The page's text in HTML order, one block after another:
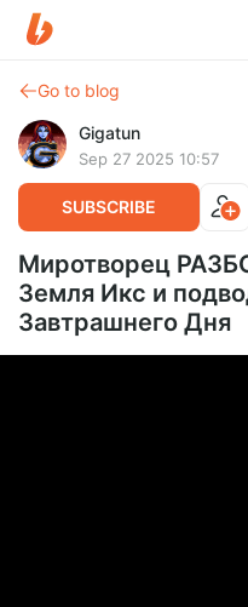
Go to blog
Gigatun
Sep 27 2025 10:57
SUBSCRIBE
Миротворец
Земля Икс и
Завтрашнего Дня